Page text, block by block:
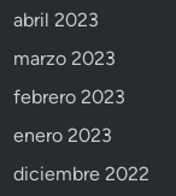
abril 2023
marzo 2023
febrero 2023
enero 2023
diciembre 2022